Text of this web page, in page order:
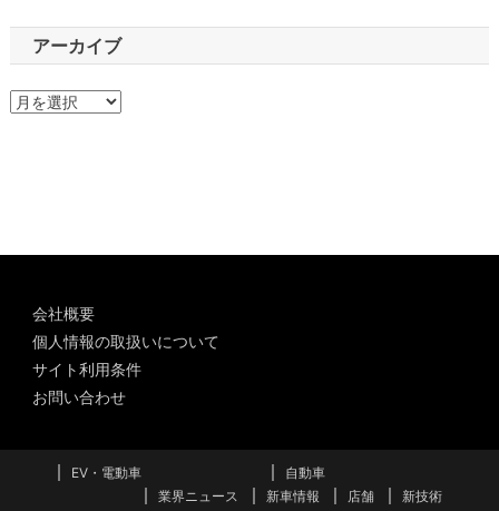
アーカイブ
ア
会社概要
個人情報の取扱いについて
サイト利用条件
お問い合わせ
EV・電動車
自動車
業界ニュース
新車情報 店舗
新技術